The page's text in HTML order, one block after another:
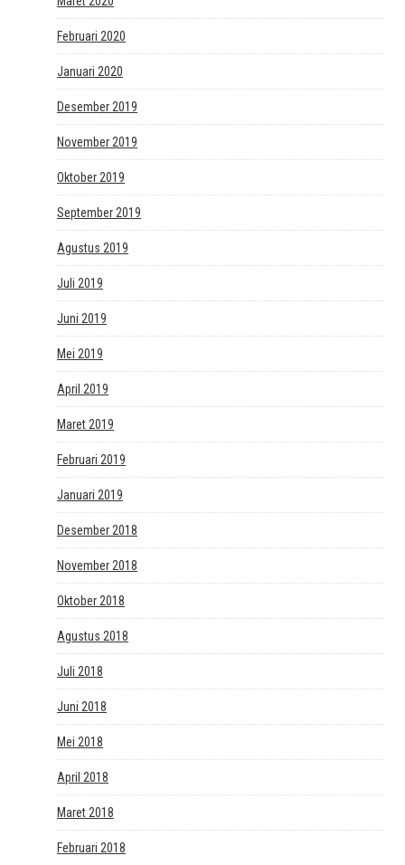
Februari 2020
Januari 2020
Desember 2019
November 2019
Oktober 2019
September 2019
Agustus 2019
Juli 2019
Juni 2019
Mei 2019
April 2019
Maret 2019
Februari 2019
Januari 2019
Desember 2018
November 2018
Oktober 2018
Agustus 2018
Juli 2018
Juni 2018
Mei 2018
April 2018
Maret 2018
Februari 2018